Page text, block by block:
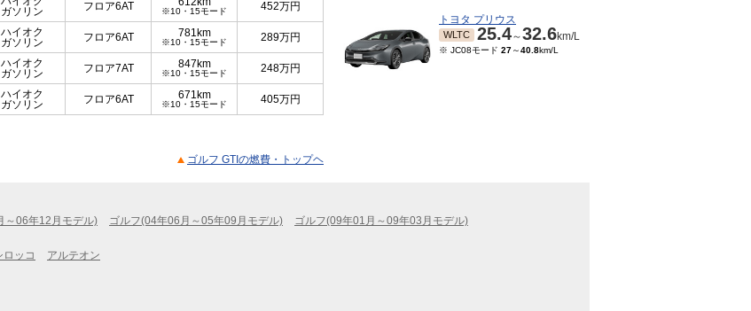
ガソリン
フロア6AT ※10・15モード 452万円
ハイオク
ガソリン
フロア6AT 781km
※10・15モード 289万円
ハイオク
ガソリン
フロア7AT 847km
※10・15モード 248万円
ハイオク
ガソリン
フロア6AT 671km
※10・15モード 405万円
ゴルフ GTIの燃費・トップヘ
トヨタ プリウス
WLTC 25.4～32.6km/L
※ JC08モード 27～40.8km/L
～06年12月モデル) ゴルフ(04年06月～05年09月モデル)
ゴルフ(09年01月～09年03月モデル)
ロッコ アルテオン